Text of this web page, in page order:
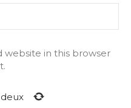
website in this browser